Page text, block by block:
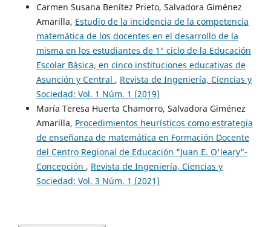
Carmen Susana Benítez Prieto, Salvadora Giménez
Amarilla, Estudio de la incidencia de la competencia
matemática de los docentes en el desarrollo de la
misma en los estudiantes de 1° ciclo de la Educación
Escolar Básica, en cinco instituciones educativas de
Asunción y Central , Revista de Ingeniería, Ciencias y
Sociedad: Vol. 1 Núm. 1 (2019)
María Teresa Huerta Chamorro, Salvadora Giménez
Amarilla, Procedimientos heurísticos como estrategia
de enseñanza de matemática en Formación Docente
del Centro Regional de Educación "Juan E. O'leary"-
Concepción , Revista de Ingeniería, Ciencias y
Sociedad: Vol. 3 Núm. 1 (2021)